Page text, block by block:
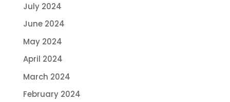
July 2024
June 2024
May 2024
April 2024
March 2024
February 2024